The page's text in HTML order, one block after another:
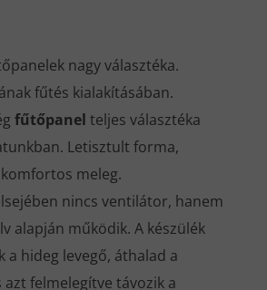
nagy választéka.
fűtés kialakításában.
fűtőpanel teljes választéka
Letisztult forma,
meleg.
nincs ventilátor, hanem
alapján működik. A készülék
a hideg levegő, áthalad a
felmelegítve távozik a